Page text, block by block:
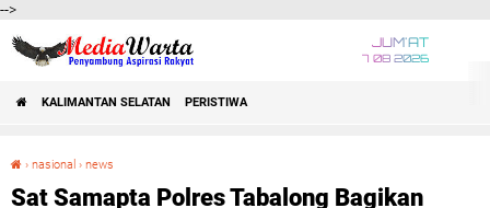
-->
JUM'AT
7 08 2026
KALIMANTAN SELATAN PERISTIWA
› nasional › news
Sat Samapta Polres Tabalong Bagikan